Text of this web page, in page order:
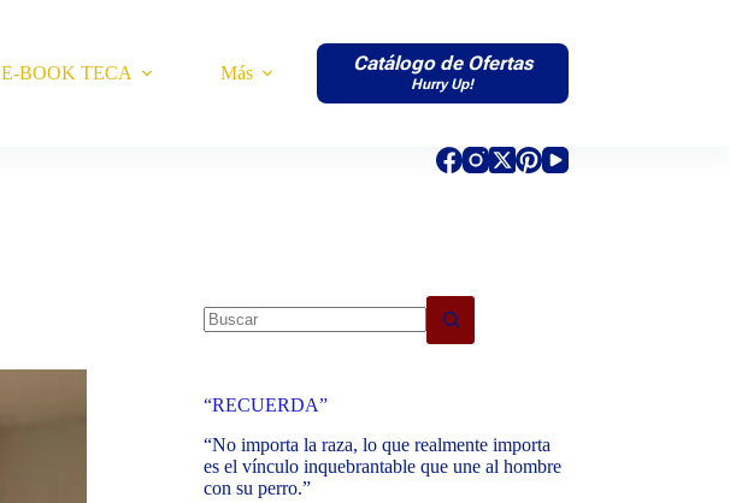
E-BOOK TECA Más Catálogo de Ofertas
Hurry Up!
“RECUERDA”
“No importa la raza, lo que realmente importa
es el vínculo inquebrantable que une al hombre
con su perro.”